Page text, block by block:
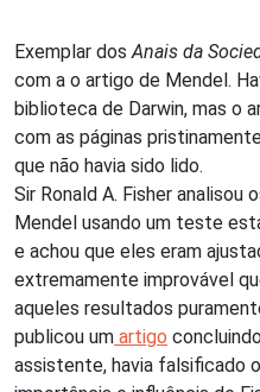
Exemplar dosAnais da
com a o artigo de Mendel.
biblioteca de Darwin, mas o
com as páginas
que não havia sido lido.
Sir Ronald A. Fisher analisou
Mendel usando um teste
e achou que eles eram
extremamente improvável
aqueles resultados
publicou um artigo
assistente, havia falsificado